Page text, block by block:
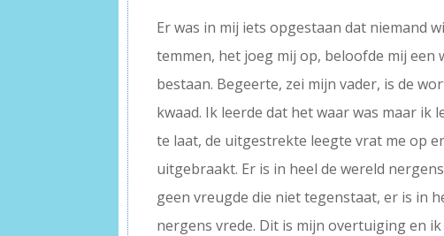
Er was in mij iets opgestaan dat niemand
temmen, het joeg mij op, beloofde mij een
bestaan. Begeerte, zei mijn vader, is de
kwaad. Ik leerde dat het waar was maar ik
te laat, de uitgestrekte leegte vrat me op
uitgebraakt. Er is in heel de wereld
geen vreugde die niet tegenstaat, er is in
nergens vrede. Dit is mijn overtuiging en